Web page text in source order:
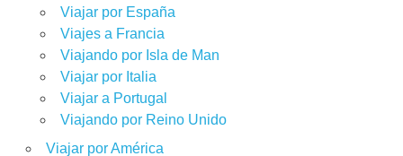
Viajar por España
Viajes a Francia
Viajando por Isla de Man
Viajar por Italia
Viajar a Portugal
Viajando por Reino Unido
Viajar por América